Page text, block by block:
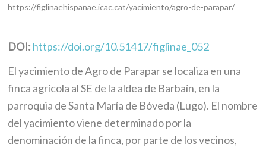
https://figlinaehispanae.icac.cat/yacimiento/agro-de-parapar/
DOI: https://doi.org/10.51417/figlinae_052
El yacimiento de Agro de Parapar se localiza en una
finca agrícola al SE de la aldea de Barbaín, en la
parroquia de Santa María de Bóveda (Lugo). El nombre
del yacimiento viene determinado por la
denominación de la finca, por parte de los vecinos,